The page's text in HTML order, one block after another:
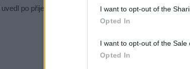
I want to opt-out of the
Opted In
I want to opt-out of the Sale
Opted In
uvedl po přijetí této smutné zprávy starosta Příbrami Jan